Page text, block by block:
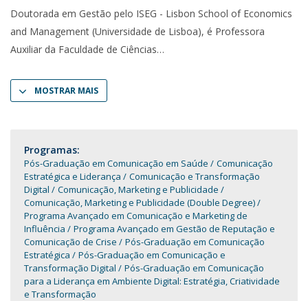
Doutorada em Gestão pelo ISEG - Lisbon School of Economics
and Management (Universidade de Lisboa), é Professora
Auxiliar da Faculdade de Ciências
MOSTRAR MAIS
Programas:
Pós-Graduação em Comunicação em Saúde
Comunicação
Estratégica e Liderança
Comunicação e Transformação
Digital
Comunicação, Marketing e Publicidade
Comunicação, Marketing e Publicidade (Double Degree)
Programa Avançado em Comunicação e Marketing de
Influência
Programa Avançado em Gestão de Reputação e
Comunicação de Crise
Pós-Graduação em Comunicação
Estratégica
Pós-Graduação em Comunicação e
Transformação Digital
Pós-Graduação em Comunicação
para a Liderança em Ambiente Digital: Estratégia, Criatividade
e Transformação